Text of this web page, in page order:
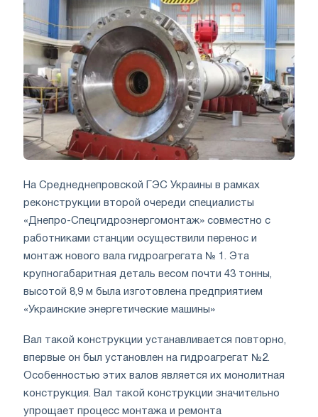
На Среднеднепровской ГЭС Украины в рамках
реконструкции второй очереди специалисты
«Днепро-Спецгидроэнергомонтаж» совместно с
работниками станции осуществили перенос и
монтаж нового вала гидроагрегата № 1. Эта
крупногабаритная деталь весом почти 43 тонны,
высотой 8,9 м была изготовлена ​​предприятием
«Украинские энергетические машины»
Вал такой конструкции устанавливается повторно,
впервые он был установлен на гидроагрегат №2.
Особенностью этих валов является их монолитная
конструкция. Вал такой конструкции значительно
упрощает процесс монтажа и ремонта